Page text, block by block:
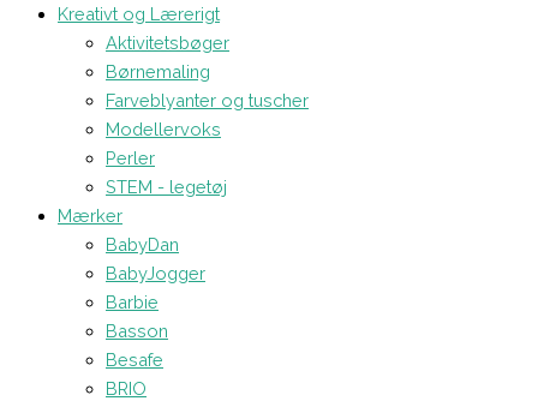
Kreativt og Lærerigt
Aktivitetsbøger
Børnemaling
Farveblyanter og tuscher
Modellervoks
Perler
STEM - legetøj
Mærker
BabyDan
BabyJogger
Barbie
Basson
Besafe
BRIO